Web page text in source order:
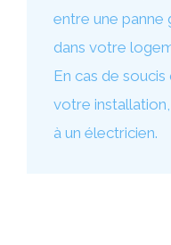
entre une panne
dans votre
En cas de
votre
à un électricien.